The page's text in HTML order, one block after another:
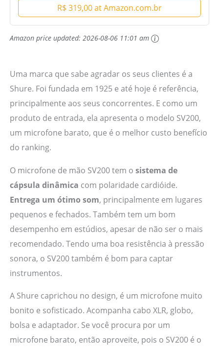
R$ 319,00 at Amazon.com.br
Amazon price updated: 2026-08-06 11:01 am
Uma marca que sabe agradar os seus clientes é a
Shure. Foi fundada em 1925 e até hoje é referência,
principalmente aos seus concorrentes. E como um
produto de entrada, ela apresenta o modelo SV200,
um microfone barato, que é o melhor custo benefício
do ranking.
O microfone de mão SV200 tem o sistema de
cápsula dinâmica com polaridade cardióide.
Entrega um ótimo som, principalmente em lugares
pequenos e fechados. Também tem um bom
desempenho em estúdios, apesar de não ser o mais
recomendado. Tendo uma boa resistência à pressão
sonora, o SV200 também é bom para captar
instrumentos.
A Shure caprichou no design, é um microfone muito
bonito e sofisticado. Acompanha cabo XLR, globo,
bolsa e adaptador. Se você procura por um
microfone barato, então aproveite, pois o SV200 é o